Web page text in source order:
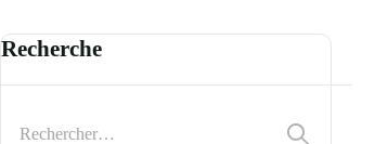
Recherche